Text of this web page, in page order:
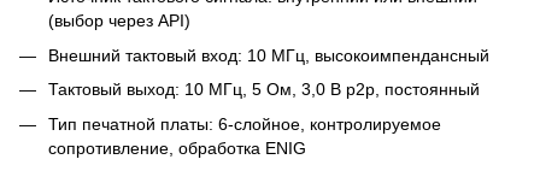
(выбор через API)
Внешний тактовый вход: 10 МГц, высокоимпендансный
Тактовый выход: 10 МГц, 5 Ом, 3,0 В p2p, постоянный
Тип печатной платы: 6-слойное, контролируемое
сопротивление, обработка ENIG